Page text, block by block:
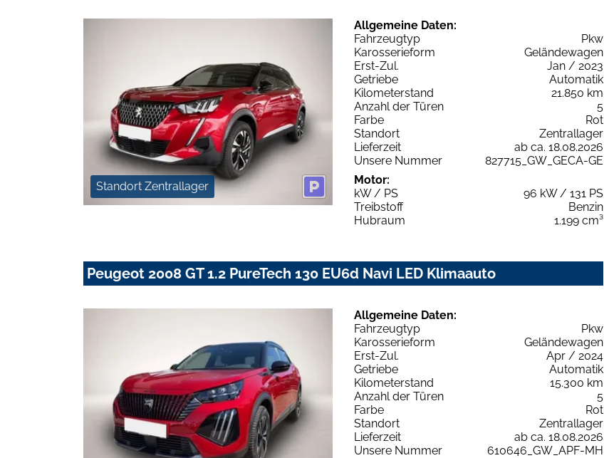
Standort Zentrallager
Allgemeine Daten:
Fahrzeugtyp
Pkw
Karosserieform
Geländewagen
Erst-Zul.
Jan / 2023
Getriebe
Automatik
Kilometerstand
21.850 km
Anzahl der Türen
5
Farbe
Rot
Standort
Zentrallager
Lieferzeit
ab ca. 18.08.2026
Unsere Nummer
827715_GW_GECA-GE
Motor:
kW / PS
96 kW / 131 PS
Treibstoff
Benzin
Hubraum
1.199 cm³
Peugeot 2008 GT 1.2 PureTech 130 EU6d Navi LED Klimaauto
Allgemeine Daten:
Fahrzeugtyp
Pkw
Karosserieform
Geländewagen
Erst-Zul.
Apr / 2024
Getriebe
Automatik
Kilometerstand
15.300 km
Anzahl der Türen
5
Farbe
Rot
Standort
Zentrallager
Lieferzeit
ab ca. 18.08.2026
Unsere Nummer
610646_GW_APF-MH